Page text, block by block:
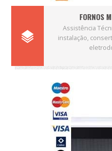
FORNOS
Assistência
instalação,